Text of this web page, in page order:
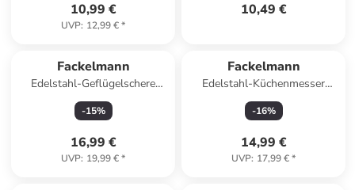
10,99 €
UVP: 12,99 €*
10,49 €
Fackelmann
Edelstahl-Geflügelschere
"Prakti" - (L)25 cm
-15%
16,99 €
UVP: 19,99 €*
Fackelmann
Edelstahl-Küchenmesser
"Swing" - (L)23 cm
-16%
14,99 €
UVP: 17,99 €*